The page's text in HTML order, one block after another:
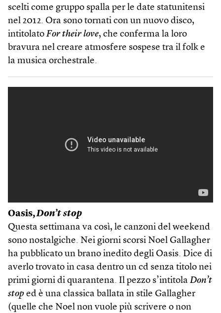
scelti come gruppo spalla per le date statunitensi
nel 2012. Ora sono tornati con un nuovo disco,
intitolato For their love, che conferma la loro
bravura nel creare atmosfere sospese tra il folk e
la musica orchestrale.
Oasis,Don’t stop
Questa settimana va così, le canzoni del weekend
sono nostalgiche. Nei giorni scorsi Noel Gallagher
ha pubblicato un brano inedito degli Oasis. Dice di
averlo trovato in casa dentro un cd senza titolo nei
primi giorni di quarantena. Il pezzo s’intitola Don’t
stop ed è una classica ballata in stile Gallagher
(quelle che Noel non vuole più scrivere o non